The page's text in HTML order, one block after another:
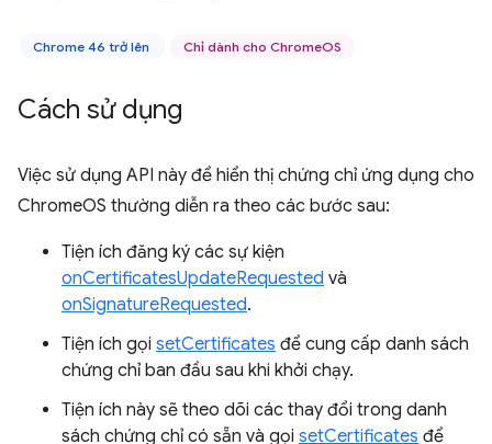
Chrome 46 trở lên Chỉ dành cho ChromeOS
Cách sử dụng
Việc sử dụng API này để hiển thị chứng chỉ ứng dụng cho
ChromeOS thường diễn ra theo các bước sau:
Tiện ích đăng ký các sự kiện
onCertificatesUpdateRequested và
onSignatureRequested.
Tiện ích gọi setCertificates để cung cấp danh sách
chứng chỉ ban đầu sau khi khởi chạy.
Tiện ích này sẽ theo dõi các thay đổi trong danh
sách chứng chỉ có sẵn và gọi setCertificates để